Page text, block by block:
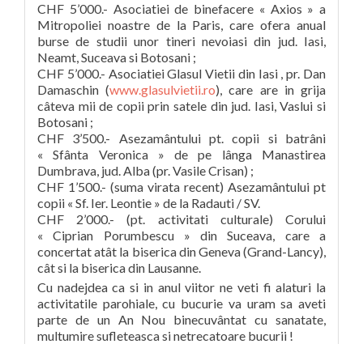
CHF 5’000.- Asociatiei de binefacere « Axios » a
Mitropoliei noastre de la Paris, care ofera anual
burse de studii unor tineri nevoiasi din jud. Iasi,
Neamt, Suceava si Botosani ;
CHF 5’000.- Asociatiei Glasul Vietii din Iasi , pr. Dan
Damaschin (www.glasulvietii.ro), care are in grija
câteva mii de copii prin satele din jud. Iasi, Vaslui si
Botosani ;
CHF 3’500.- Asezamântului pt. copii si batrâni
« Sfânta Veronica » de pe lânga Manastirea
Dumbrava, jud. Alba (pr. Vasile Crisan) ;
CHF 1’500.- (suma virata recent) Asezamântului pt
copii « Sf. Ier. Leontie » de la Radauti / SV.
CHF 2’000.- (pt. activitati culturale) Corului
« Ciprian Porumbescu » din Suceava, care a
concertat atât la biserica din Geneva (Grand-Lancy),
cât si la biserica din Lausanne.
Cu nadejdea ca si in anul viitor ne veti fi alaturi la
activitatile parohiale, cu bucurie va uram sa aveti
parte de un An Nou binecuvântat cu sanatate,
multumire sufleteasca si netrecatoare bucurii !